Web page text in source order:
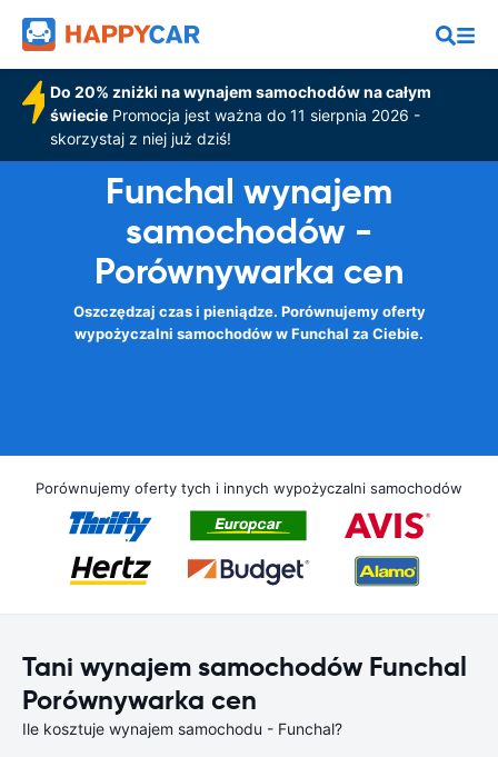
Do 20% zniżki na wynajem samochodów na całym
świeciePromocja jest ważna do 11 sierpnia 2026 -
skorzystaj z niej już dziś!
Funchal wynajem
samochodów -
Porównywarka cen
Oszczędzaj czas i pieniądze. Porównujemy oferty
wypożyczalni samochodów w Funchal za Ciebie.
Porównujemy oferty tych i innych wypożyczalni samochodów
Tani wynajem samochodów Funchal
Porównywarka cen
Ile kosztuje wynajem samochodu - Funchal?